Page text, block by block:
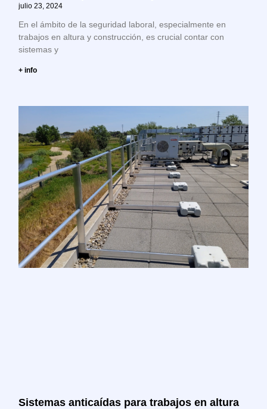
julio 23, 2024
En el ámbito de la seguridad laboral, especialmente en
trabajos en altura y construcción, es crucial contar con
sistemas y
+ info
Sistemas anticaídas para trabajos en altura